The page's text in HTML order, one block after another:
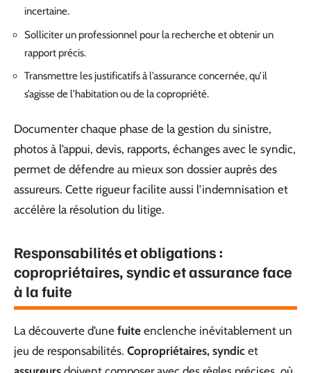
incertaine.
Solliciter un professionnel pour la recherche et obtenir un
rapport précis.
Transmettre les justificatifs à l’assurance concernée, qu’il
s’agisse de l’habitation ou de la copropriété.
Documenter chaque phase de la gestion du sinistre,
photos à l’appui, devis, rapports, échanges avec le syndic,
permet de défendre au mieux son dossier auprès des
assureurs. Cette rigueur facilite aussi l’indemnisation et
accélère la résolution du litige.
Responsabilités et obligations :
copropriétaires, syndic et assurance face
à la fuite
La découverte d’une fuite enclenche inévitablement un
jeu de responsabilités. Copropriétaires, syndic et